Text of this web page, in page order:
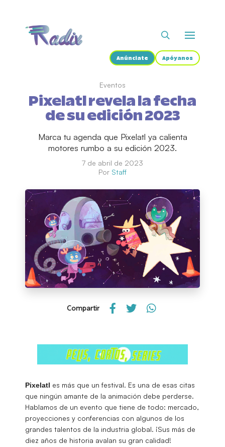
Anúnciate Apóyanos
Eventos
Pixelatl revela la fecha
de su edición 2023
Marca tu agenda que Pixelatl ya calienta
motores rumbo a su edición 2023.
7 de abril de 2023
Por Staff
Compartir
Pixelatl es más que un festival. Es una de esas citas
que ningún amante de la animación debe perderse.
Hablamos de un evento que tiene de todo: mercado,
proyecciones y conferencias con algunos de los
grandes talentos de la industria global. ¡Sus más de
diez años de historia avalan su gran calidad!